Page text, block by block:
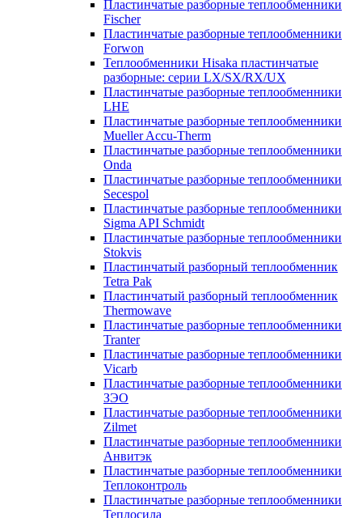
Пластинчатые разборные теплообменники
Fischer
Пластинчатые разборные теплообменники
Forwon
Теплообменники Hisaka пластинчатые
разборные: серии LX/SX/RX/UX
Пластинчатые разборные теплообменники
LHE
Пластинчатые разборные теплообменники
Mueller Accu-Therm
Пластинчатые разборные теплообменники
Onda
Пластинчатые разборные теплообменники
Secespol
Пластинчатые разборные теплообменники
Sigma API Schmidt
Пластинчатые разборные теплообменники
Stokvis
Пластинчатый разборный теплообменник
Tetra Pak
Пластинчатый разборный теплообменник
Thermowave
Пластинчатые разборные теплообменники
Tranter
Пластинчатые разборные теплообменники
Vicarb
Пластинчатые разборные теплообменники
ЗЭО
Пластинчатые разборные теплообменники
Zilmet
Пластинчатые разборные теплообменники
Анвитэк
Пластинчатые разборные теплообменники
Теплоконтроль
Пластинчатые разборные теплообменники
Теплосила